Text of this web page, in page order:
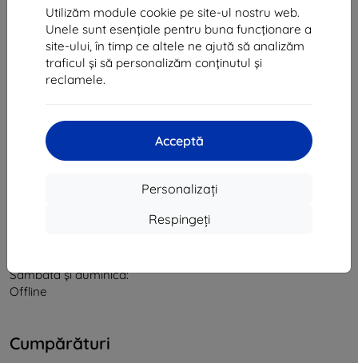
Utilizăm module cookie pe site-ul nostru web.
Unele sunt esențiale pentru buna funcționare a
site-ului, în timp ce altele ne ajută să analizăm
traficul și să personalizăm conținutul și
reclamele.
Acceptă
Personalizați
Respingeți
Ulica Rudolfa Mocka 3750/2A
841 04 Bratislava
46701494
CUI TVA:SK2023549671
Contact
Sâmbătă și duminică:
Offline
Cumpărături